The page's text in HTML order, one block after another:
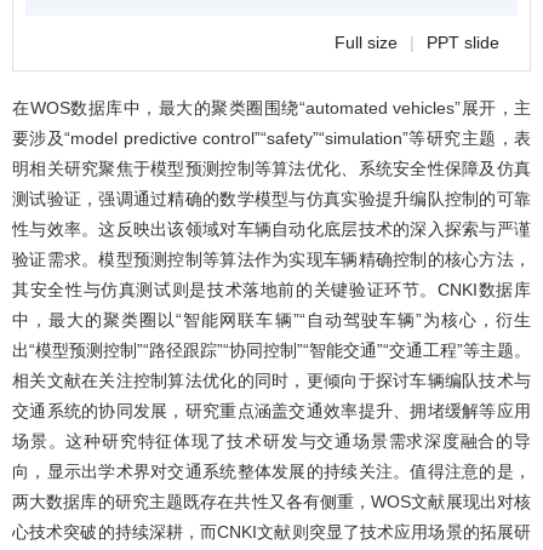
Full size | PPT slide
在WOS数据库中，最大的聚类圈围绕“automated vehicles”展开，主
要涉及“model predictive control”“safety”“simulation”等研究主题，表
明相关研究聚焦于模型预测控制等算法优化、系统安全性保障及仿真
测试验证，强调通过精确的数学模型与仿真实验提升编队控制的可靠
性与效率。这反映出该领域对车辆自动化底层技术的深入探索与严谨
验证需求。模型预测控制等算法作为实现车辆精确控制的核心方法，
其安全性与仿真测试则是技术落地前的关键验证环节。CNKI数据库
中，最大的聚类圈以“智能网联车辆”“自动驾驶车辆”为核心，衍生
出“模型预测控制”“路径跟踪”“协同控制”“智能交通”“交通工程”等主题。
相关文献在关注控制算法优化的同时，更倾向于探讨车辆编队技术与
交通系统的协同发展，研究重点涵盖交通效率提升、拥堵缓解等应用
场景。这种研究特征体现了技术研发与交通场景需求深度融合的导
向，显示出学术界对交通系统整体发展的持续关注。值得注意的是，
两大数据库的研究主题既存在共性又各有侧重，WOS文献展现出对核
心技术突破的持续深耕，而CNKI文献则突显了技术应用场景的拓展研